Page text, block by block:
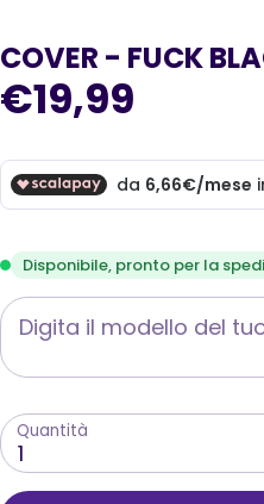
COVER - FUCK
€19,99
Disponibile, pronto per la
Digita il modello del
Quantità
1